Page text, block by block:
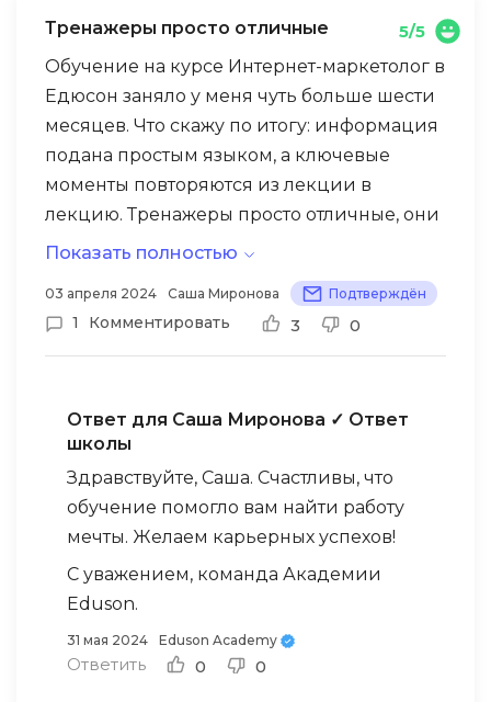
Тренажеры просто отличные
5/5
Обучение на курсе Интернет-маркетолог в
Едюсон заняло у меня чуть больше шести
месяцев. Что скажу по итогу: информация
подана простым языком, а ключевые
моменты повторяются из лекции в
лекцию. Тренажеры просто отличные, они
очень помогли мне запомнить материал.
меня очень утомил, но я его преодолела!
В процессе обучения я нашла работу, и
теперь могу применять полученные
Показать полностью
03 апреля 2024 Саша Миронова Подтверждён
1 Комментировать 3 0
Ответ для Саша Миронова ✓ Ответ
школы
Здравствуйте, Саша. Счастливы, что
обучение помогло вам найти работу
мечты. Желаем карьерных успехов!
С уважением, команда Академии
Eduson.
31 мая 2024 Eduson Academy
Ответить 0 0